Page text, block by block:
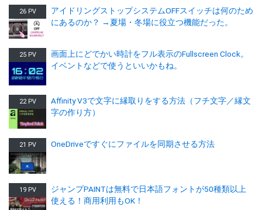
26 PV
アイドリングストップシステムOFFスイッチは何のため
にあるのか？ →夏場・冬場に役立つ機能だった。
25 PV
画面上にどでかい時計をフル表示のFullscreen Clock。
イベントなどで使うといいかもね。
22 PV
Affinity V3で文字に縁取りをする方法（フチ文字／縁文
字の作り方）
21 PV OneDriveですぐにファイルを同期させる方法
19 PV
ジャンプPAINTは無料で日本語フォントが50種類以上
使える！商用利用もOK！